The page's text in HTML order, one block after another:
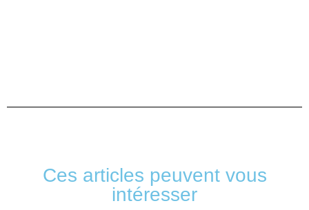
Ces articles peuvent vous
intéresser